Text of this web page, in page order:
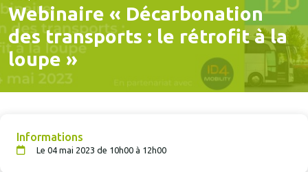
Webinaire « Décarbonation
des transports : le rétrofit à la
loupe »
Informations
Le 04 mai 2023 de 10h00 à 12h00